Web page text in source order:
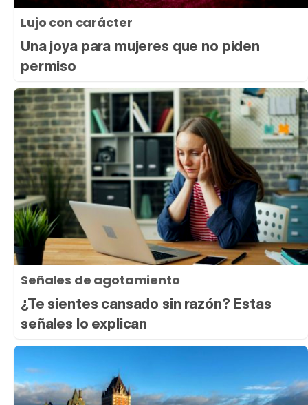
Lujo con carácter
Una joya para mujeres que no piden
permiso
Señales de agotamiento
¿Te sientes cansado sin razón? Estas
señales lo explican